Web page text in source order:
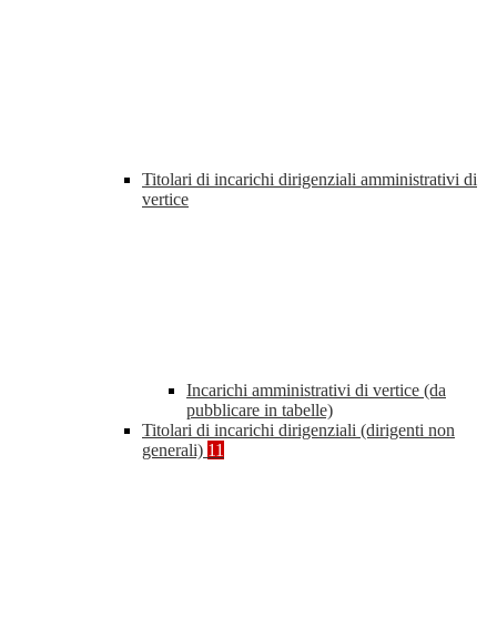
Titolari di incarichi dirigenziali amministrativi di
vertice
Incarichi amministrativi di vertice (da
pubblicare in tabelle)
Titolari di incarichi dirigenziali (dirigenti non
generali) 11